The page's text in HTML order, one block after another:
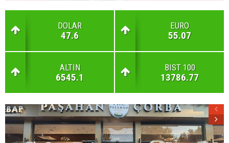
DOLAR
47.6
EURO
55.07
ALTIN
6545.1
BIST 100
13786.77